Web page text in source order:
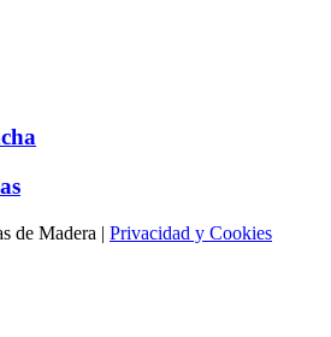
de Madera | Privacidad y Cookies